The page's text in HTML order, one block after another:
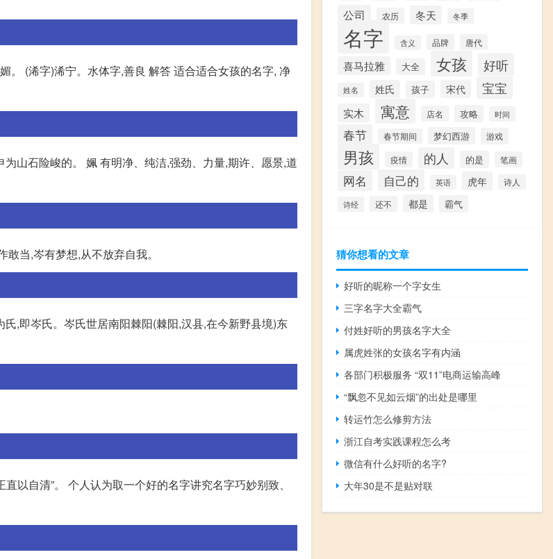
。 (浠字)浠宁。水体字,善良 解答 适合适合女孩的名字, 净
山石险峻的。 姵 有明净、纯洁,强劲、力量,期许、愿景,道
当,岑有梦想,从不放弃自我。
,即岑氏。岑氏世居南阳棘阳(棘阳,汉县,在今新野县境)东
以自清”。 个人认为取一个好的名字讲究名字巧妙别致、
公司 农历 冬天 冬季
名字 含义 品牌 唐代
喜马拉雅 大全 女孩 好听
姓名 姓氏 孩子 宋代 宝宝
实木 寓意 店名 攻略 时间
春节 春节期间 梦幻西游 游戏
男孩 疫情 的人 的是 笔画
网名 自己的 英语 虎年
诗人
诗经
还不 都是 霸气
猜你想看的文章
好听的昵称一个字女生
三字名字大全霸气
付姓好听的男孩名字大全
属虎姓张的女孩名字有内涵
各部门积极服务 “双11”电商运输高峰
“飘忽不见如云烟”的出处是哪里
转运竹怎么修剪方法
浙江自考实践课程怎么考
微信有什么好听的名字?
大年30是不是贴对联